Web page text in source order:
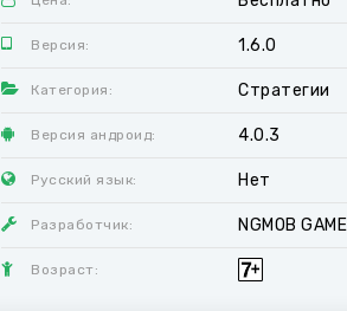
Версия: 1.6.0
Категория: Стратегии
Версия андроид: 4.0.3
Русский язык: Нет
Разработчик: NGMOB GAME
Возраст: